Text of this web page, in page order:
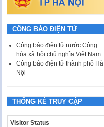
CÔNG BÁO ĐIỆN TỬ
Công báo điện tử nước Cộng
hòa xã hội chủ nghĩa Việt Nam
Công báo điện tử thành phố Hà
Nội
THỐNG KÊ TRUY CẬP
Visitor Status